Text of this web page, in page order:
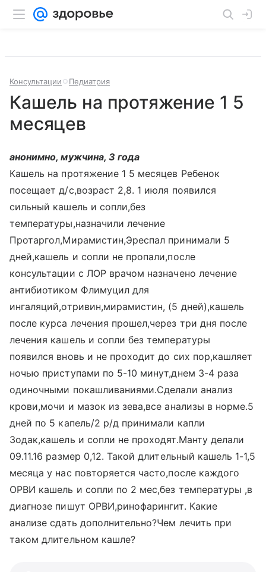
Консультации Педиатрия
Кашель на протяжение 1 5
месяцев
анонимно, мужчина, 3 года
Кашель на протяжение 1 5 месяцев Ребенок
посещает д/с,возраст 2,8. 1 июля появился
сильный кашель и сопли,без
температуры,назначили лечение
Протаргол,Мирамистин,Эреспал принимали 5
дней,кашель и сопли не пропали,после
консультации с ЛОР врачом назначено лечение
антибиотиком Флимуцил для
ингаляций,отривин,мирамистин, (5 дней),кашель
после курса лечения прошел,через три дня после
лечения кашель и сопли без температуры
появился вновь и не проходит до сих пор,кашляет
ночью приступами по 5-10 минут,днем 3-4 раза
одиночными покашливаниями.Сделали анализ
крови,мочи и мазок из зева,все анализы в норме.5
дней по 5 капель/2 р/д принимали капли
Зодак,кашель и сопли не проходят.Манту делали
09.11.16 размер 0,12. Такой длительный кашель 1-1,5
месяца у нас повторяется часто,после каждого
ОРВИ кашель и сопли по 2 мес,без температуры ,в
диагнозе пишут ОРВИ,ринофарингит. Какие
анализе сдать дополнительно?Чем лечить при
таком длительном кашле?